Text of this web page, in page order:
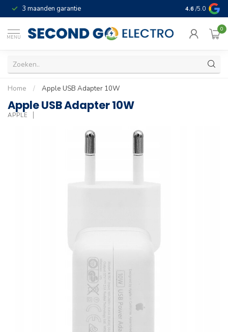
3 maanden garantie Geld terug
4.6 /5.0
MENU
0
Home / Apple USB Adapter 10W
Apple USB Adapter 10W
APPLE